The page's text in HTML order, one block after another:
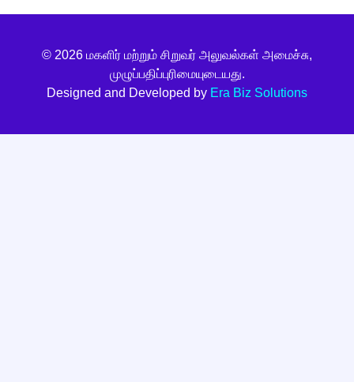
© 2026 மகளிர் மற்றும் சிறுவர் அலுவல்கள் அமைச்சு,
முழுப்பதிப்புரிமையுடையது.
Designed and Developed by Era Biz Solutions